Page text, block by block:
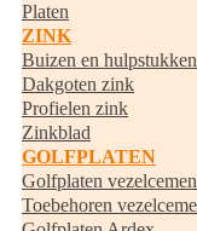
Platen
ZINK
Buizen en
Dakgoten zink
Profielen zink
Zinkblad
GOLFPLATEN
Golfplaten
Toebehoren